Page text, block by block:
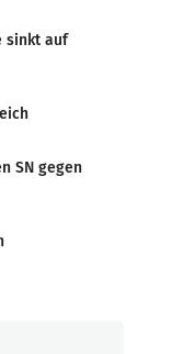
sinkt auf
SN gegen